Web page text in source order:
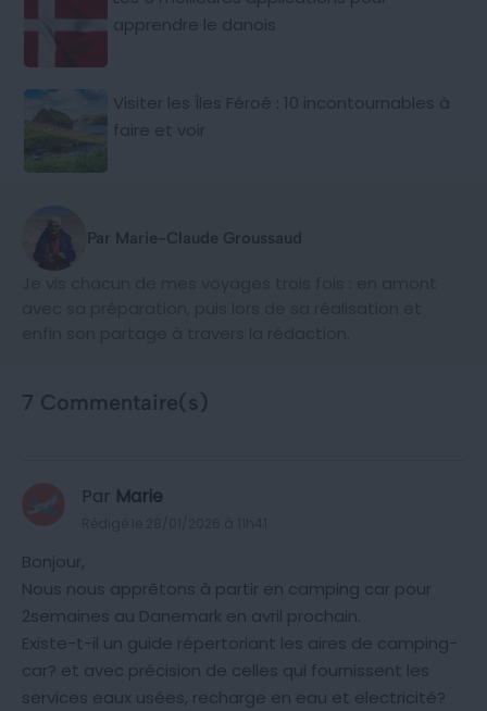
apprendre le danois
Visiter les Îles Féroé : 10 incontournables à
faire et voir
Par Marie-Claude Groussaud
7 Commentaire(s)
Par Marie
Bonjour,
Nous nous apprêtons à partir en camping car pour
2semaines au Danemark en avril prochain.
Existe-t-il un guide répertoriant les aires de camping-
car? et avec précision de celles qui fournissent les
services eaux usées, recharge en eau et electricité?